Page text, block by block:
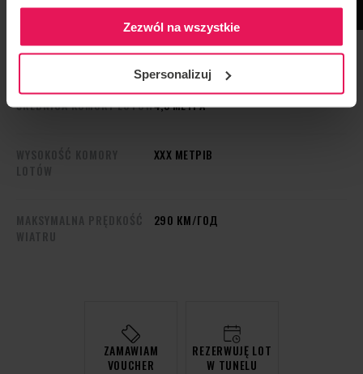
Zezwól na wszystkie
Spersonalizuj
TECHNOLOGIA СТРОЙНА ЛИТВИНОВА
ŚREDNICA KOMORY LOTÓW4,3 МЕТРА
LOTÓW
ХХХ МЕТРІВ
290 КМ/ГОД
ZAMAWIAM
VOUCHER
REZERWUJĘ LOT
W TUNELU